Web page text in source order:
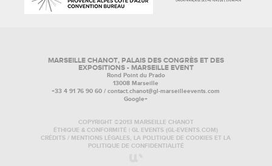
MARSEILLE CHANOT, PALAIS DES CONGRÈS ET DES
EXPOSITIONS - MARSEILLE EVENT
Rond Point du Prado
13008 Marseille
+33 4 91 76 90 60 /contact.chanot@gl-marseilleevents.com
Google+
COPYRIGHT ©2013 MARSEILLE CHANOT
ÉTHIQUE & CONFORMITÉ | GL EVENTS (GL-EVENTS.COM)
CRÉDITS/ MENTIONS LÉGALES, LA POLITIQUE DE COOKIES ET LA
POLITIQUE DE CONFIDENTIALITÉ